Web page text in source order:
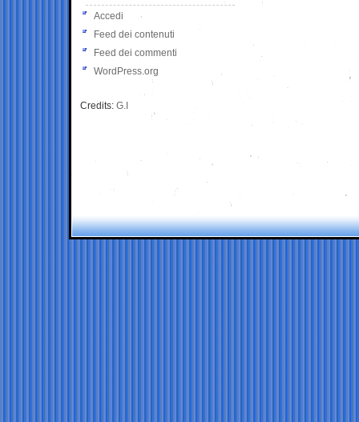
Accedi
Feed dei contenuti
Feed dei commenti
WordPress.org
Credits: G.I